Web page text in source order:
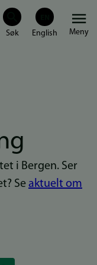
Meny
i Bergen. Ser
Se aktuelt om